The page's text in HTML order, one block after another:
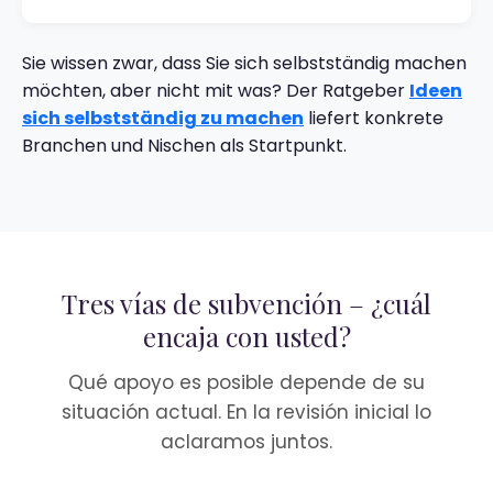
Sie wissen zwar, dass Sie sich selbstständig machen
möchten, aber nicht mit was? Der Ratgeber Ideen
sich selbstständig zu machen liefert konkrete
Branchen und Nischen als Startpunkt.
Tres vías de subvención – ¿cuál
encaja con usted?
Qué apoyo es posible depende de su
situación actual. En la revisión inicial lo
aclaramos juntos.